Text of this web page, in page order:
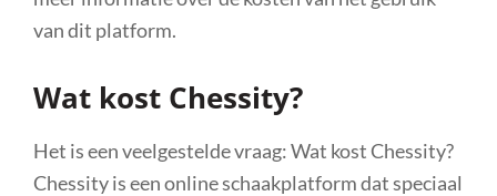
van dit platform.
Wat kost Chessity?
Het is een veelgestelde vraag: Wat kost Chessity?
Chessity is een online schaakplatform dat speciaal